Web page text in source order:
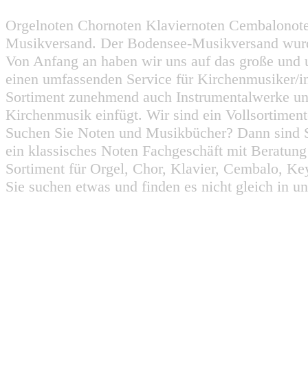
Orgelnoten Chornoten Klaviernoten
Musikversand. Der Bodensee-Musikversand
Von Anfang an haben wir uns auf das große
einen umfassenden Service für
Sortiment zunehmend auch Instrumentalwerke
Kirchenmusik einfügt. Wir sind ein
Suchen Sie Noten und Musikbücher? Dann
ein klassisches Noten Fachgeschäft mit
Sortiment für Orgel, Chor, Klavier, Cembalo,
Sie suchen etwas und finden es nicht gleich in